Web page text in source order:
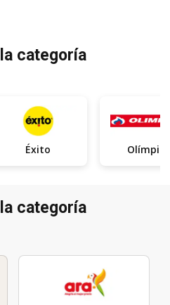
categoría
Éxito Olímpica
categoría